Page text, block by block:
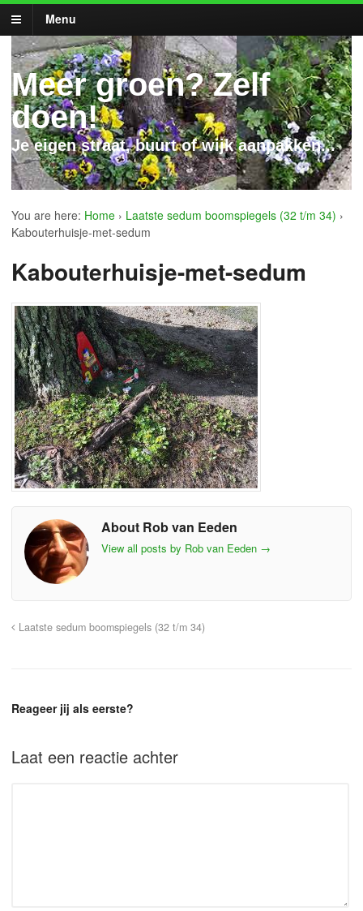
Menu
Meer groen? Zelf
doen!
Je eigen straat, buurt of wijk aanpakken...
You are here: Home › Laatste sedum boomspiegels (32 t/m 34) ›
Kabouterhuisje-met-sedum
Kabouterhuisje-met-sedum
About Rob van Eeden
View all posts by Rob van Eeden →
Laatste sedum boomspiegels (32 t/m 34)
Reageer jij als eerste?
Laat een reactie achter